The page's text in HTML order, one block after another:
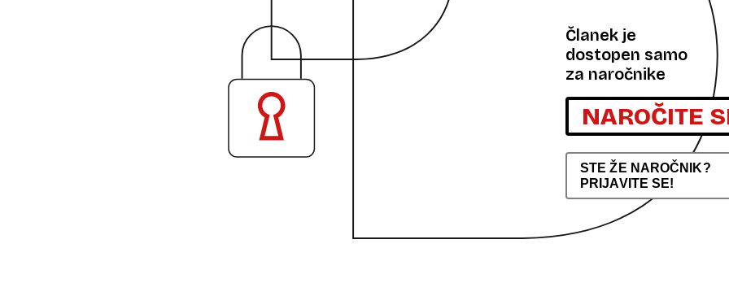
Članek je
dostopen samo
za naročnike
NAROČITE
STE ŽE NAROČNIK?
PRIJAVITE SE!